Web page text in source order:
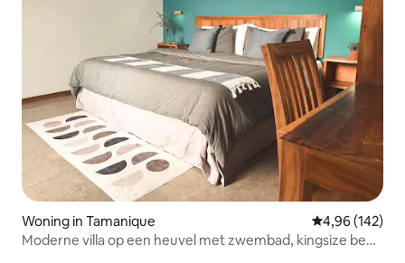
Woning in Tamanique Gemiddelde
4,96 (142)
Moderne villa op een heuvel met zwembad, kingsize bed